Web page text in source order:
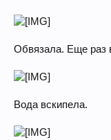
Обвязала. Еще раз
Вода вскипела.